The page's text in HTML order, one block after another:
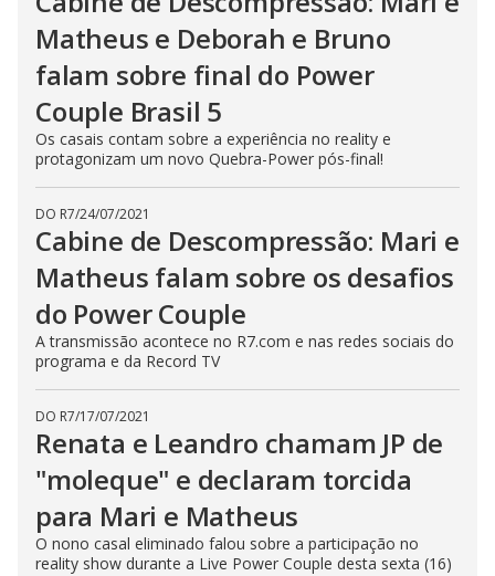
Matheus e Deborah e Bruno
falam sobre final do Power
Couple Brasil 5
Os casais contam sobre a experiência no reality e
protagonizam um novo Quebra-Power pós-final!
DO R7/24/07/2021
Cabine de Descompressão: Mari e
Matheus falam sobre os desafios
do Power Couple
A transmissão acontece no R7.com e nas redes sociais do
programa e da Record TV
DO R7/17/07/2021
Renata e Leandro chamam JP de
"moleque" e declaram torcida
para Mari e Matheus
O nono casal eliminado falou sobre a participação no
reality show durante a Live Power Couple desta sexta (16)